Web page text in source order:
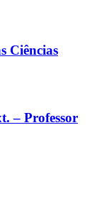
Ciências
– Professor